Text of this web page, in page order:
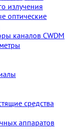
излучения
оптические
каналов CWDM
средства
аппаратов